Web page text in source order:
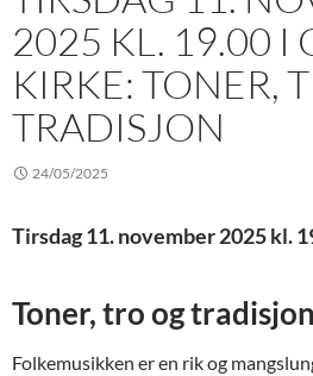
2025 KL. 19.00 I
KIRKE: TONER,
TRADISJON
24/05/2025
Tirsdag 11. november 2025 kl.
Toner, tro og tradisjon
Folkemusikken er en rik og